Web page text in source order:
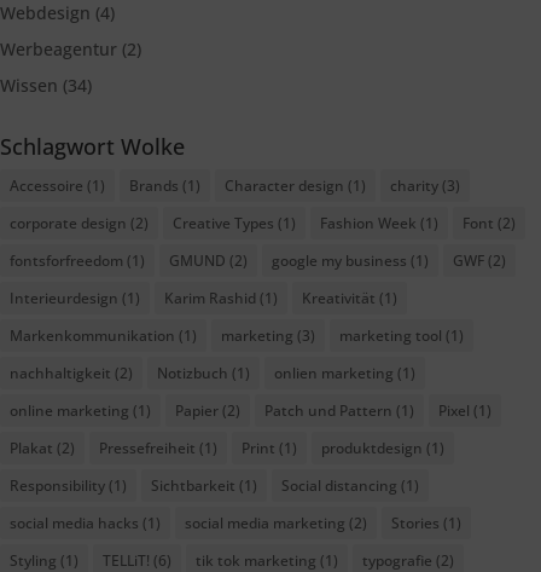
Webdesign (4)
Werbeagentur (2)
Wissen (34)
Schlagwort Wolke
Accessoire (1) Brands (1) Character design (1) charity (3)
corporate design (2) Creative Types (1) Fashion Week (1) Font (2)
fontsforfreedom (1) GMUND (2) google my business (1) GWF (2)
Interieurdesign (1) Karim Rashid (1) Kreativität (1)
Markenkommunikation (1) marketing (3) marketing tool (1)
nachhaltigkeit (2) Notizbuch (1) onlien marketing (1)
online marketing (1) Papier (2) Patch und Pattern (1) Pixel (1)
Plakat (2) Pressefreiheit (1) Print (1) produktdesign (1)
Responsibility (1) Sichtbarkeit (1) Social distancing (1)
social media hacks (1) social media marketing (2) Stories (1)
Styling (1) TELLiT! (6) tik tok marketing (1) typografie (2)